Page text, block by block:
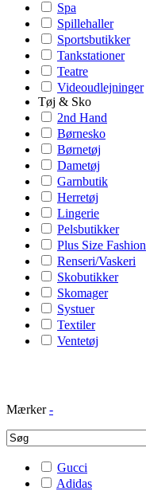
Spa
Spillehaller
Sportsbutikker
Tankstationer
Teatre
Videoudlejninger
Tøj & Sko
2nd Hand
Børnesko
Børnetøj
Dametøj
Garnbutik
Herretøj
Lingerie
Pelsbutikker
Plus Size Fashion
Renseri/Vaskeri
Skobutikker
Skomager
Systuer
Textiler
Ventetøj
Mærker -
Gucci
Adidas